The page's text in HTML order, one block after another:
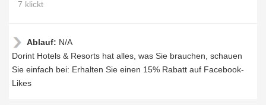
7 klickt
Ablauf: N/A
Dorint Hotels & Resorts hat alles, was Sie brauchen, schauen
Sie einfach bei: Erhalten Sie einen 15% Rabatt auf Facebook-
Likes